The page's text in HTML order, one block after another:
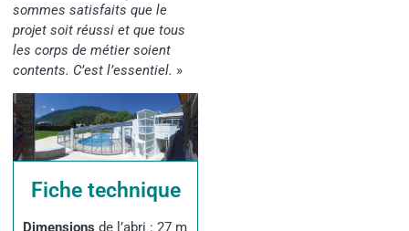
sommes satisfaits que le
projet soit réussi et que tous
les corps de métier soient
contents. C’est l’essentiel. »
Fiche technique
Dimensions de l’abri : 27 m